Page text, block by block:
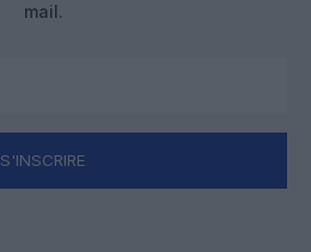
mail.
S'INSCRIRE